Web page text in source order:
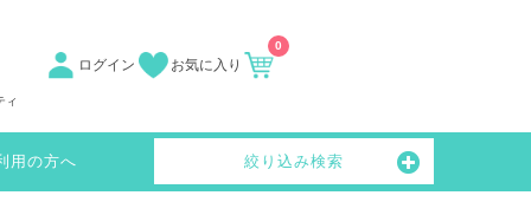
ィ
ログイン お気に入り
0
用の方へ 絞り込み検索